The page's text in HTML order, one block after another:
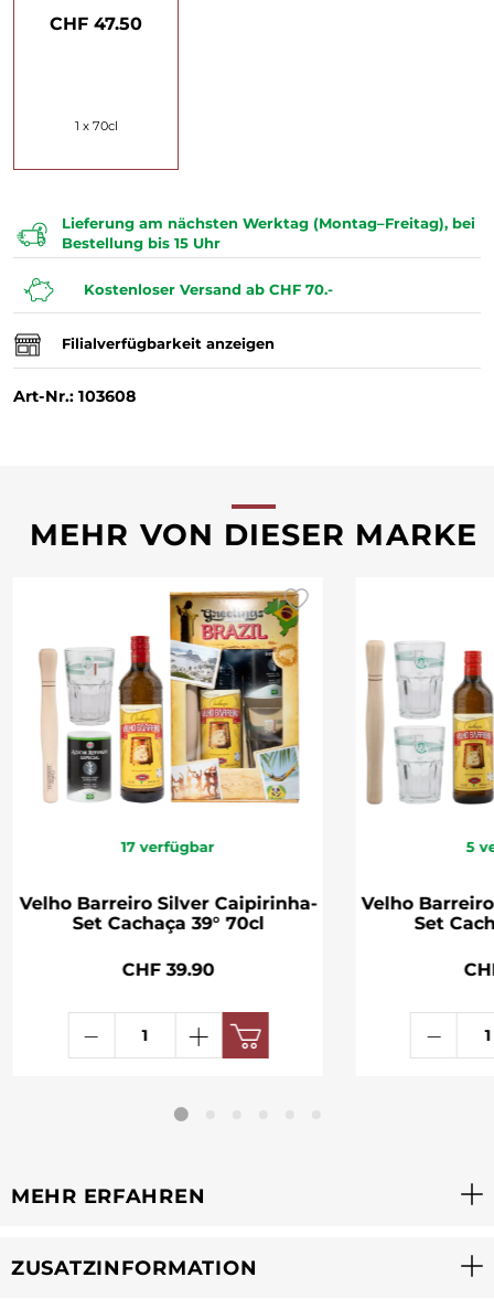
CHF 47.50
1 x 70cl
Lieferung am nächsten Werktag (Montag–Freitag), bei
Bestellung bis 15 Uhr
Kostenloser Versand ab CHF 70.-
Filialverfügbarkeit anzeigen
Art-Nr.: 103608
MEHR VON DIESER MARKE
17 verfügbar
Velho Barreiro Silver Caipirinha-
Set Cachaça 39° 70cl
CHF 39.90
5
Velho
Set
MEHR ERFAHREN
ZUSATZINFORMATION